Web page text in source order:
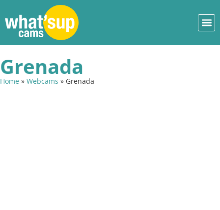
Grenada
Home » Webcams » Grenada